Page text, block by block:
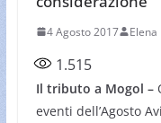
4 Agosto 2017 Elena
1.515
Il tributo a Mogol –
eventi dell’Agosto